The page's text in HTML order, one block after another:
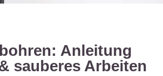
Anleitung
sauberes Arbeiten